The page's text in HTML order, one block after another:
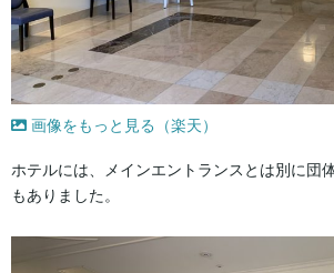
画像をもっと見る（楽天）
ホテルには、メインエントランスとは別に団
もありました。